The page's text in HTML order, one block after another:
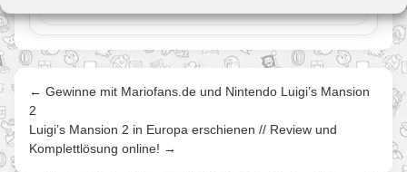
ordentlich die Werbetrommel. In der…
← Gewinne mit Mariofans.de und Nintendo Luigi’s Mansion
2
Luigi’s Mansion 2 in Europa erschienen // Review und
Komplettlösung online! →